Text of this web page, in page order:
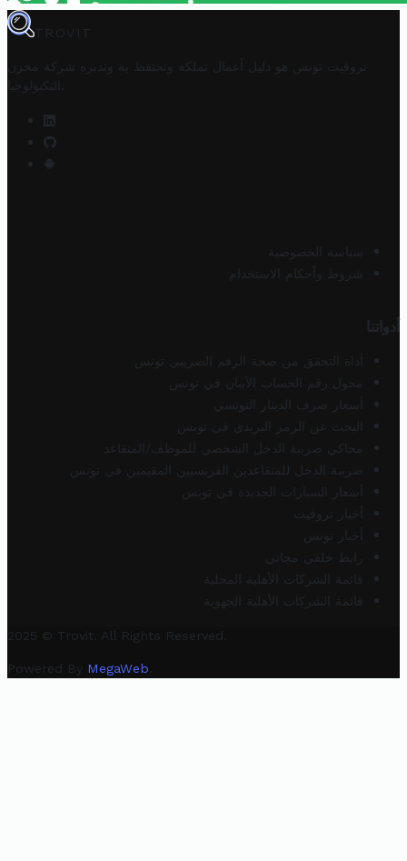
TROVIT
تروفيت تونس هو دليل أعمال تملكه وتحتفظ به وتديره
شركة مخزن
التكنولوجيا
سياسة الخصوصية
شروط وأحكام الاستخدام
أدواتنا
أداة التحقق من صحة الرقم الضريبي تونس
محول رقم الحساب الآيبان في تونس
أسعار صرف الدينار التونسي
البحث عن الرمز البريدي في تونس
محاكي ضريبة الدخل الشخصي للموظف/المتقاعد
ضريبة الدخل للمتقاعدين الفرنسيين المقيمين في تونس
أسعار السيارات الجديدة في تونس
أخبار تروفيت
أخبار تونس
رابط خلفي مجاني
قائمة الشركات الأهلية المحلية
قائمة الشركات الأهلية الجهوية
2025 © Trovit. All Rights Reserved.
Powered By MegaWeb